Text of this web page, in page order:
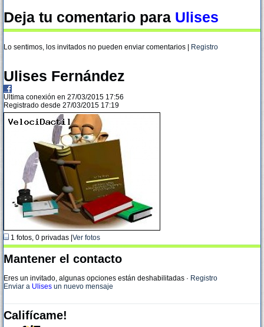
Deja tu comentario para Ulises
Lo sentimos, los invitados no pueden enviar comentarios | Registro
Ulises Fernández
Ultima conexión en 27/03/2015 17:56
Registrado desde 27/03/2015 17:19
1 fotos, 0 privadas | Ver fotos
Mantener el contacto
Eres un invitado, algunas opciones están deshabilitadas · Registro
Enviar a Ulises un nuevo mensaje
Califícame!